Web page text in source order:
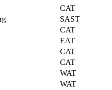
CAT
SAST
CAT
EAT
CAT
CAT
WAT
WAT